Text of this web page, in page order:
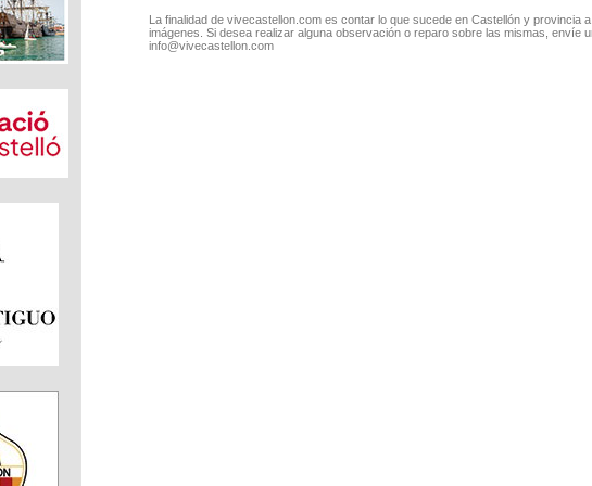
La finalidad de vivecastellon.com es contar lo que sucede en Castellón y provincia
imágenes. Si desea realizar alguna observación o reparo sobre las mismas, envíe
info@vivecastellon.com